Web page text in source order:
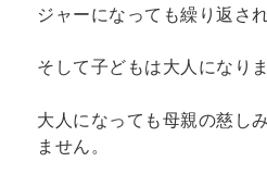
ジャーになっても繰り返され
そして子どもは大人になりま
大人になっても母親の慈し
ません。